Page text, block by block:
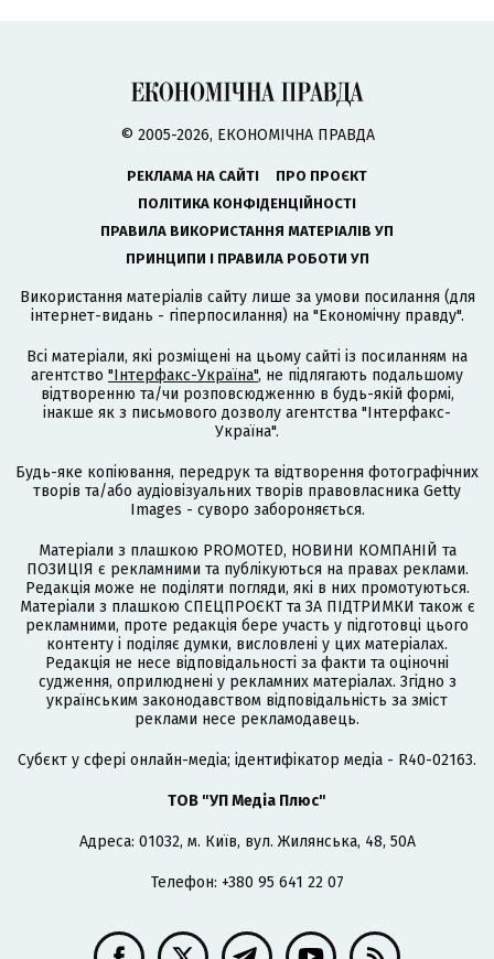
© 2005-2026, ЕКОНОМІЧНА ПРАВДА
РЕКЛАМА НА САЙТІ
ПРО ПРОЄКТ
ПОЛІТИКА КОНФІДЕНЦІЙНОСТІ
ПРАВИЛА ВИКОРИСТАННЯ МАТЕРІАЛІВ УП
ПРИНЦИПИ І ПРАВИЛА РОБОТИ УП
Використання матеріалів сайту лише за умови посилання (для
інтернет-видань - гіперпосилання) на "Економічну правду".
Всі матеріали, які розміщені на цьому сайті із посиланням на
агентство "Інтерфакс-Україна", не підлягають подальшому
відтворенню та/чи розповсюдженню в будь-якій формі,
інакше як з письмового дозволу агентства "Інтерфакс-
Україна".
Будь-яке копіювання, передрук та відтворення фотографічних
творів та/або аудіовізуальних творів правовласника Getty
Images - суворо забороняється.
Матеріали з плашкою PROMOTED, НОВИНИ КОМПАНІЙ та
ПОЗИЦІЯ є рекламними та публікуються на правах реклами.
Редакція може не поділяти погляди, які в них промотуються.
Матеріали з плашкою СПЕЦПРОЄКТ та ЗА ПІДТРИМКИ також є
рекламними, проте редакція бере участь у підготовці цього
контенту і поділяє думки, висловлені у цих матеріалах.
Редакція не несе відповідальності за факти та оціночні
судження, оприлюднені у рекламних матеріалах. Згідно з
українським законодавством відповідальність за зміст
реклами несе рекламодавець.
Cубєкт у сфері онлайн-медіа; ідентифікатор медіа - R40-02163.
ТОВ "УП Медіа Плюс"
Адреса: 01032, м. Київ, вул. Жилянська, 48, 50А
Телефон: +380 95 641 22 07